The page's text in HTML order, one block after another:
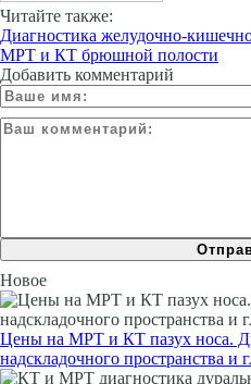
Читайте также:
Диагностика желудочно-
МРТ и КТ брюшной полости
Добавить комментарий
Новое
Цены на МРТ и КТ пазух носа.
надскладочного пространства и